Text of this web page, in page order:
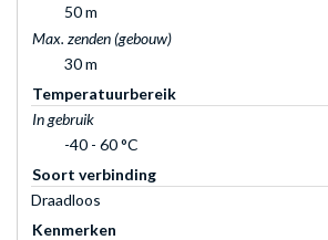
50 m
Max. zenden (gebouw)
30 m
Temperatuurbereik
In gebruik
-40 - 60 °C
Soort verbinding
Draadloos
Kenmerken